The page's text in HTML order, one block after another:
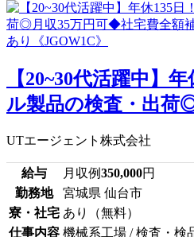
【20~30代活躍中】
ル製品の検査・出荷
UTエージェント株式会社
給与 月収例350,000円
勤務地
宮城県 仙台市
寮・社宅 あり（無料）
仕事内容 機械系工場 / 検査・検